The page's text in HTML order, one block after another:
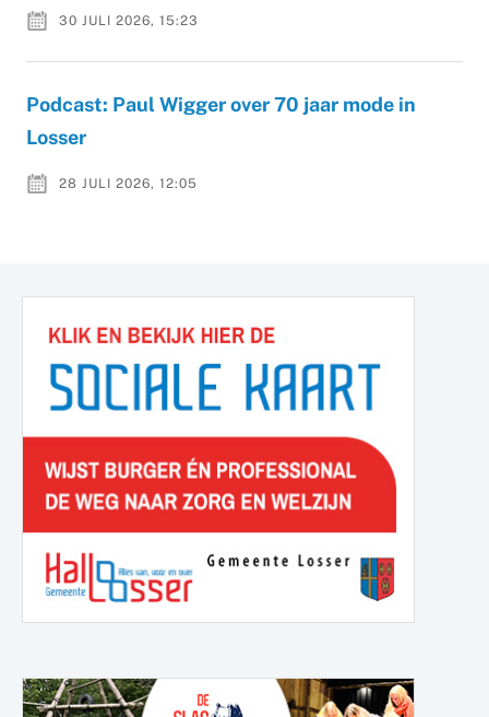
30 JULI 2026, 15:23
Podcast: Paul Wigger over 70 jaar mode in
Losser
28 JULI 2026, 12:05